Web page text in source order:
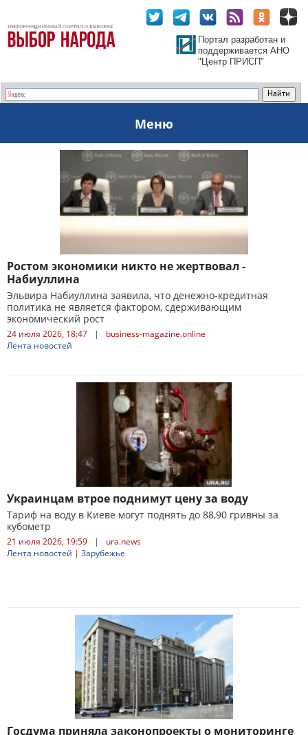
Портал разработан и
поддерживается АНО
"Центр ПРИСП"
Меню
Ростом экономики никто не жертвовал -
Набиуллина
Эльвира Набиуллина заявила, что денежно-кредитная
политика не является фактором, сдерживающим
экономический рост
24 июля 2026, 18:47 |
business-magazine.online
Лента новостей
Украинцам втрое поднимут цену за воду
Тариф на воду в Киеве могут поднять до 88,90 гривны за
кубометр
21 июля 2026, 19:59 |
ura.news
Лента новостей | Зарубежье
Госдума приняла законопроекты о мониторинге